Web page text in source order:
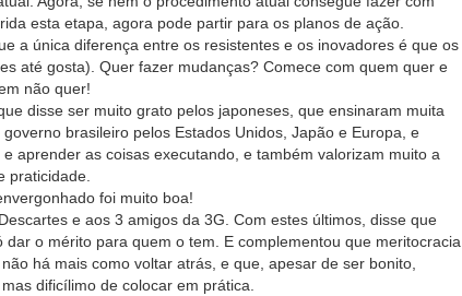
esta etapa, agora pode partir para os planos de ação.
a única diferença entre os resistentes e os inovadores é que os
até gosta). Quer fazer mudanças? Comece com quem quer e
não quer!
disse ser muito grato pelos japoneses, que ensinaram muita
brasileiro pelos Estados Unidos, Japão e Europa, e
aprender as coisas executando, e também valorizam muito a
praticidade.
foi muito boa!
e aos 3 amigos da 3G. Com estes últimos, disse que
o mérito para quem o tem. E complementou que meritocracia
há mais como voltar atrás, e que, apesar de ser bonito,
dificílimo de colocar em prática.